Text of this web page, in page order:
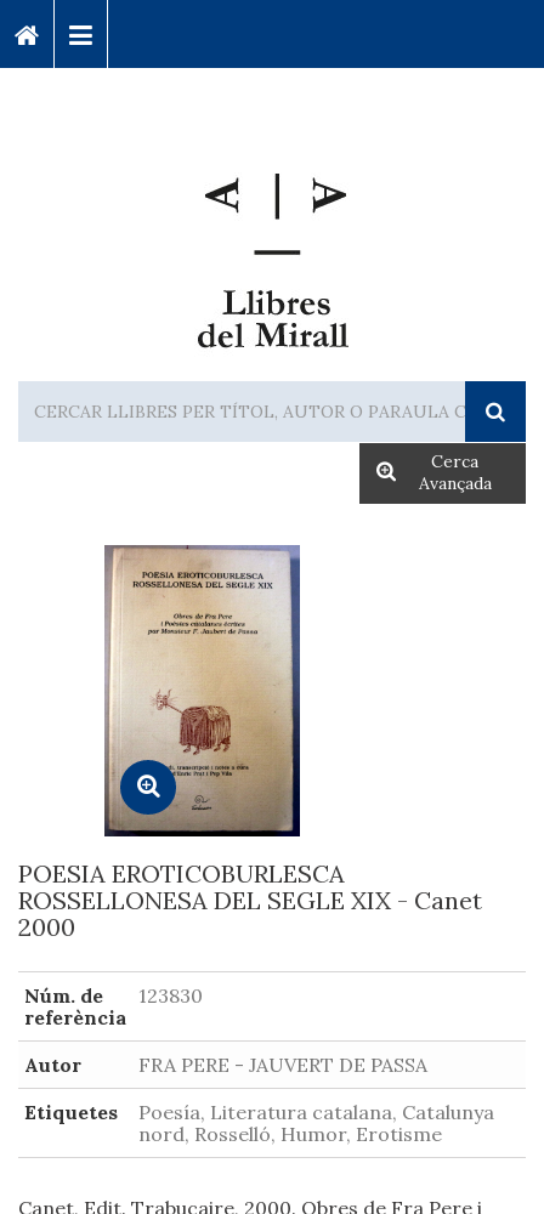
Cerca
Avançada
POESIA EROTICOBURLESCA
ROSSELLONESA DEL SEGLE XIX - Canet
2000
Núm. de
referència
123830
Autor
FRA PERE - JAUVERT DE PASSA
Etiquetes
Poesía, Literatura catalana, Catalunya
nord, Rosselló, Humor, Erotisme
Canet, Edit. Trabucaire, 2000. Obres de Fra Pere i